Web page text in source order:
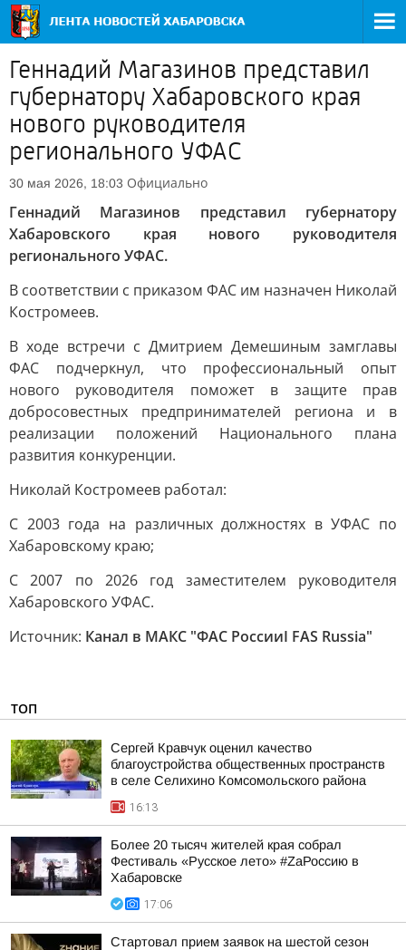
Геннадий Магазинов представил
губернатору Хабаровского края
нового руководителя
регионального УФАС
30 мая 2026, 18:03 Официально
Геннадий Магазинов представил губернатору
Хабаровского края нового руководителя
регионального УФАС.
В соответствии с приказом ФАС им назначен Николай
Костромеев.
В ходе встречи с Дмитрием Демешиным замглавы
ФАС подчеркнул, что профессиональный опыт
нового руководителя поможет в защите прав
добросовестных предпринимателей региона и в
реализации положений Национального плана
развития конкуренции.
Николай Костромеев работал:
С 2003 года на различных должностях в УФАС по
Хабаровскому краю;
С 2007 по 2026 год заместителем руководителя
Хабаровского УФАС.
Источник: Канал в МАКС "ФАС РоссииI FAS Russia"
ТОП
Сергей Кравчук оценил качество
благоустройства общественных пространств
в селе Селихино Комсомольского района
16:13
Более 20 тысяч жителей края собрал
Фестиваль «Русское лето» #ZaРоссию в
Хабаровске
17:06
Стартовал прием заявок на шестой сезон